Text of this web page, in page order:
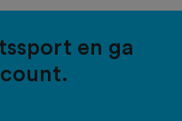
en ga